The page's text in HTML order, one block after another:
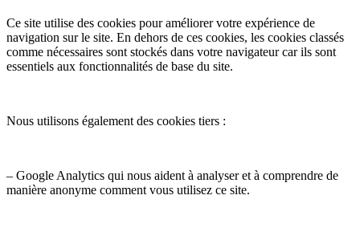
Ce site utilise des cookies pour améliorer votre expérience de
navigation sur le site. En dehors de ces cookies, les cookies classés
comme nécessaires sont stockés dans votre navigateur car ils sont
essentiels aux fonctionnalités de base du site.
Nous utilisons également des cookies tiers :
– Google Analytics qui nous aident à analyser et à comprendre de
manière anonyme comment vous utilisez ce site.